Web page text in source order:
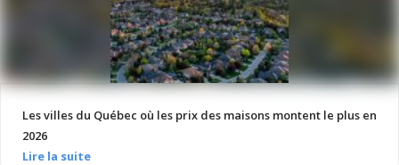
Les villes du Québec où les prix des maisons montent le plus en
2026